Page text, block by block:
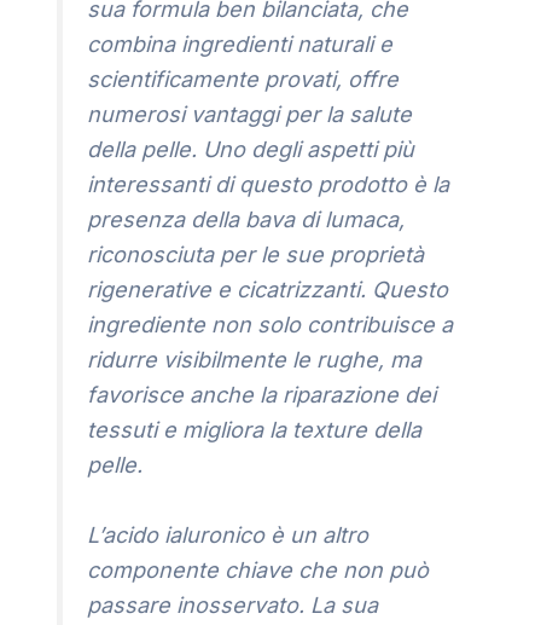
sua formula ben bilanciata, che
combina ingredienti naturali e
scientificamente provati, offre
numerosi vantaggi per la salute
della pelle. Uno degli aspetti più
interessanti di questo prodotto è la
presenza della bava di lumaca,
riconosciuta per le sue proprietà
rigenerative e cicatrizzanti. Questo
ingrediente non solo contribuisce a
ridurre visibilmente le rughe, ma
favorisce anche la riparazione dei
tessuti e migliora la texture della
pelle.
L’acido ialuronico è un altro
componente chiave che non può
passare inosservato. La sua